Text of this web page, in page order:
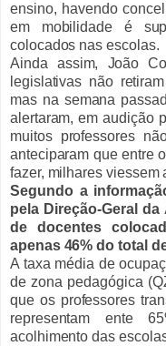
ensino, havendo
em mobilidade é
colocados nas escolas.
Ainda assim, João
legislativas não
mas na semana
alertaram, em audição
muitos professores
anteciparam que entre
fazer, milhares viessem
Segundo a
pela Direção-Geral
de docentes
apenas 46% do total
A taxa média de
de zona pedagógica
que os professores
representam ente
acolhimento das